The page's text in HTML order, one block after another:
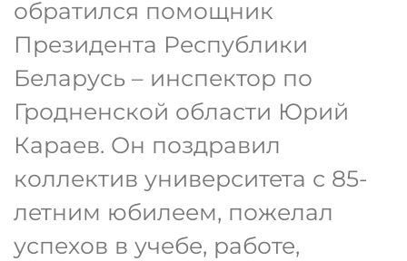
обратился помощник
Президента Республики
Беларусь – инспектор по
Гродненской области Юрий
Караев. Он поздравил
коллектив университета с 85-
летним юбилеем, пожелал
успехов в учебе, работе,